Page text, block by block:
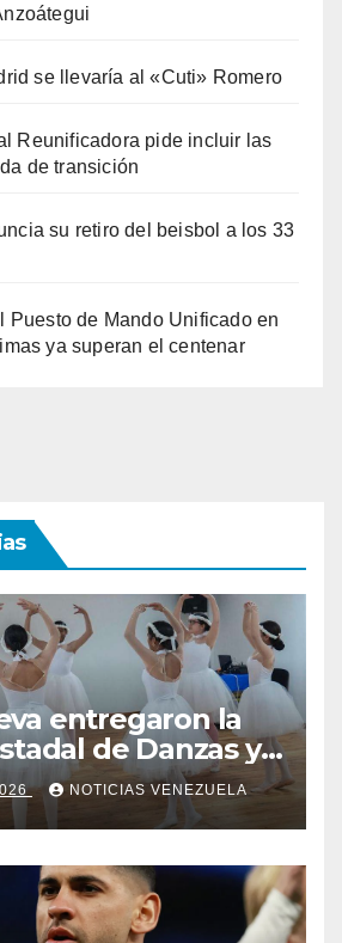
se llevaría al «Cuti» Romero
Reunificadora pide incluir las
de transición
su retiro del beisbol a los 33
Puesto de Mando Unificado en
ya superan el centenar
entregaron la
de Danzas y
NOTICIAS VENEZUELA